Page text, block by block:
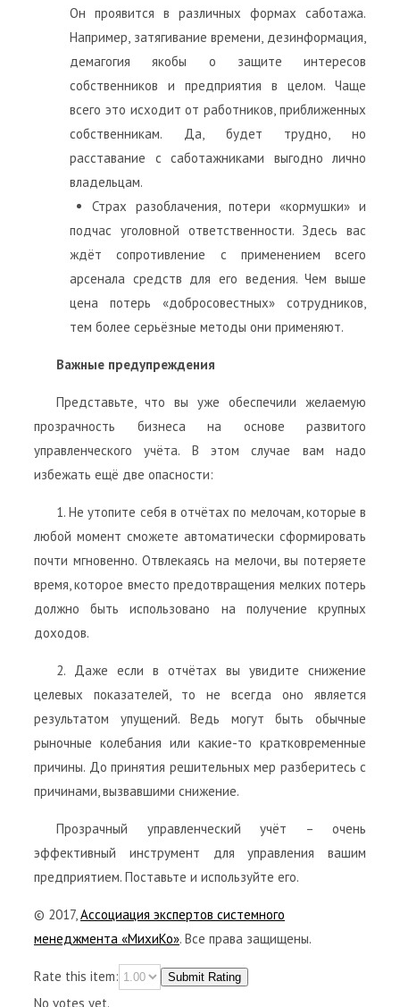
Он проявится в различных формах саботажа.
Например, затягивание времени, дезинформация,
демагогия якобы о защите интересов
собственников и предприятия в целом. Чаще
всего это исходит от работников, приближенных
собственникам. Да, будет трудно, но
расставание с саботажниками выгодно лично
владельцам.
Страх разоблачения, потери «кормушки» и
подчас уголовной ответственности. Здесь вас
ждёт сопротивление с применением всего
арсенала средств для его ведения. Чем выше
цена потерь «добросовестных» сотрудников,
тем более серьёзные методы они применяют.
Важные предупреждения
Представьте, что вы уже обеспечили желаемую
прозрачность бизнеса на основе развитого
управленческого учёта. В этом случае вам надо
избежать ещё две опасности:
1. Не утопите себя в отчётах по мелочам, которые в
любой момент сможете автоматически сформировать
почти мгновенно. Отвлекаясь на мелочи, вы потеряете
время, которое вместо предотвращения мелких потерь
должно быть использовано на получение крупных
доходов.
2. Даже если в отчётах вы увидите снижение
целевых показателей, то не всегда оно является
результатом упущений. Ведь могут быть обычные
рыночные колебания или какие-то кратковременные
причины. До принятия решительных мер разберитесь с
причинами, вызвавшими снижение.
Прозрачный управленческий учёт – очень
эффективный инструмент для управления вашим
предприятием. Поставьте и используйте его.
© 2017,Ассоциация экспертов системного
менеджмента «МихиКо». Все права защищены.
Rate this item: Submit Rating
No votes yet.